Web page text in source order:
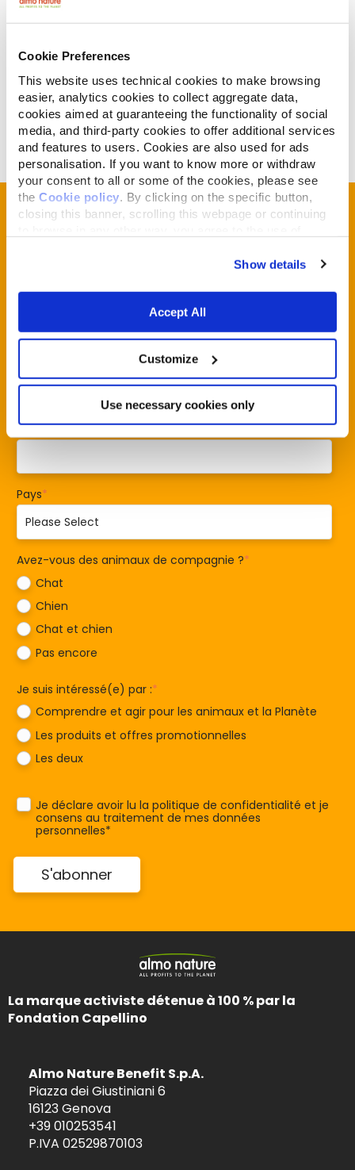
Cookie Preferences
This website uses technical cookies to make browsing
easier, analytics cookies to collect aggregate data,
cookies aimed at guaranteeing the functionality of social
media, and third-party cookies to offer additional services
and features to users. Cookies are also used for ads
personalisation. If you want to know more or withdraw
your consent to all or some of the cookies, please see
the Cookie policy . By clicking on the specific button,
closing this banner, scrolling this webpage or continuing
Show details
Accept All
Customize
Use necessary cookies only
de la Fondazione Capellino
Nom*
Code postal*
Pays*
Avez-vous des animaux de compagnie ?*
Chat
Chien
Chat et chien
Pas encore
Je suis intéressé(e) par :*
Comprendre et agir pour les animaux et la Planète
Les produits et offres promotionnelles
Les deux
Je déclare avoir lu la politique de confidentialité et je
consens au traitement de mes données
personnelles*
La marque activiste détenue à 100 % par la
Fondation Capellino
Almo Nature Benefit S.p.A.
Piazza dei Giustiniani 6
16123 Genova
+39 010253541
P.IVA 02529870103